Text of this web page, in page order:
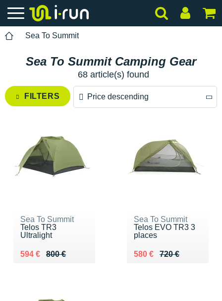
Sea To Summit
Sea To Summit Camping Gear
68 article(s) found
FILTERS Price descending
Sea To Summit
Telos TR3
Ultralight
800 €
Au lieu de 800 €
594 €
Vendu 594 €
Sea To Summit
Telos EVO TR3 3
places
720 €
Au lieu de 720 €
580 €
Vendu 580 €